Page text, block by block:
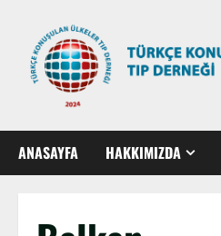
ANASAYFA HAKKIMIZDA